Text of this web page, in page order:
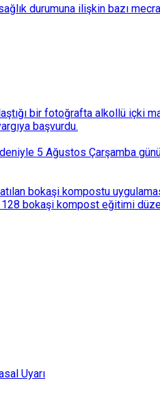
durumuna ilişkin bazı
bir fotoğrafta alkollü içki
başvurdu.
5 Ağustos Çarşamba
bokaşi kompostu
128 bokaşi kompost eğitimi
Uyarı